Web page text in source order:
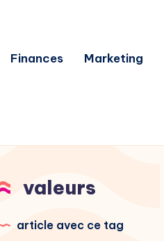
Finances Marketing
valeurs
article avec ce tag